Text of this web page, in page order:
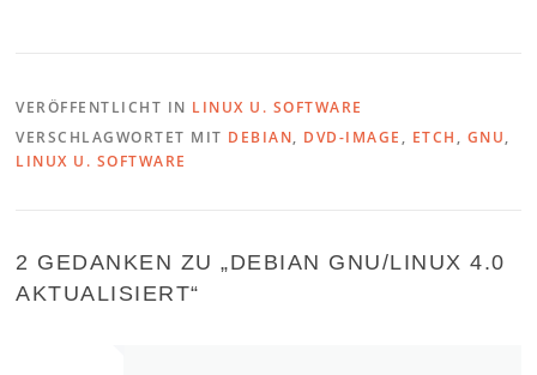
VERÖFFENTLICHT IN LINUX U. SOFTWARE
VERSCHLAGWORTET MIT DEBIAN, DVD-IMAGE , ETCH , GNU,
LINUX U. SOFTWARE
2 GEDANKEN ZU „DEBIAN GNU/LINUX 4.0
AKTUALISIERT“